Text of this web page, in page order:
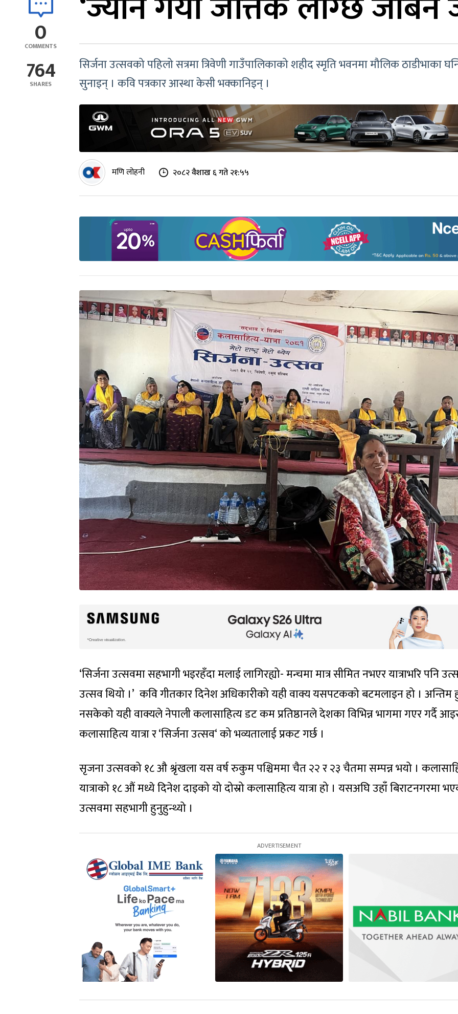
0
COMMENTS
764
SHARES
सिर्जना उत्सवको पहिलो सत्रमा त्रिवेणी गाउँपालिकाको शहीद स्मृति भवनमा मौलिक
सुनाइन् । कवि पत्रकार आस्था केसी भक्कानिइन् ।
मणि लोहनी २०८२ वैशाख ६ गते २१:५५
‘सिर्जना उत्सवमा सहभागी भइरहँदा मलाई लागिरह्यो- मन्चमा मात्र सीमित नभएर यात्राभरि पनि
उत्सव थियो ।’ कवि गीतकार दिनेश अधिकारीको यही वाक्य यसपटकको बटमलाइन हो । अन्तिम
नसकेको यही वाक्यले नेपाली कलासाहित्य डट कम प्रतिष्ठानले देशका विभिन्न भागमा गएर गर्दै
कलासाहित्य यात्रा र ‘सिर्जना उत्सव‘ को भव्यतालाई प्रकट गर्छ ।
सृजना उत्सवको १८ औ श्रृंखला यस वर्ष रुकुम पश्चिममा चैत २२ र २३ चैतमा सम्पन्न भयो ।
यात्राको १८ औं मध्ये दिनेश दाइको यो दोस्रो कलासाहित्य यात्रा हो । यसअघि उहाँ बिराटनगरमा
उत्सवमा सहभागी हुनुहुन्थ्यो ।